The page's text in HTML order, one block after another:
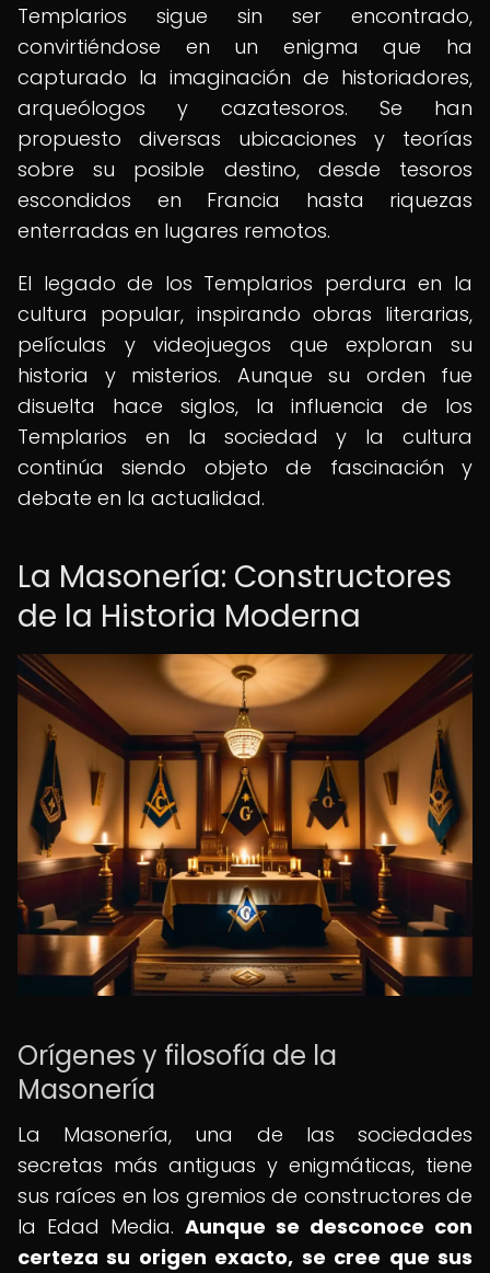
Templarios sigue sin ser encontrado,
convirtiéndose en un enigma que ha
capturado la imaginación de historiadores,
arqueólogos y cazatesoros. Se han
propuesto diversas ubicaciones y teorías
sobre su posible destino, desde tesoros
escondidos en Francia hasta riquezas
enterradas en lugares remotos.
El legado de los Templarios perdura en la
cultura popular, inspirando obras literarias,
películas y videojuegos que exploran su
historia y misterios. Aunque su orden fue
disuelta hace siglos, la influencia de los
Templarios en la sociedad y la cultura
continúa siendo objeto de fascinación y
debate en la actualidad.
La Masonería: Constructores
de la Historia Moderna
Orígenes y filosofía de la
Masonería
La Masonería, una de las sociedades
secretas más antiguas y enigmáticas, tiene
sus raíces en los gremios de constructores de
la Edad Media. Aunque se desconoce con
certeza su origen exacto, se cree que sus